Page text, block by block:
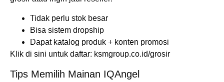
Tidak perlu stok besar
Bisa sistem dropship
Dapat katalog produk + konten promosi
Klik di sini untuk daftar: ksmgroup.co.id/grosir
Tips Memilih Mainan IQAngel